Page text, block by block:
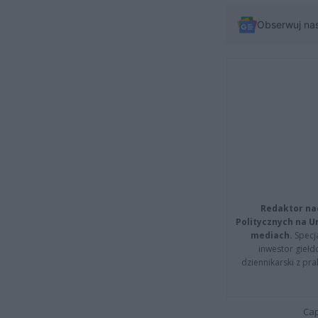
Obserwuj
Redaktor
Politycznych na
mediach.
inwestor
dziennikarski z